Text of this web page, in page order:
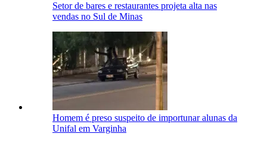
Setor de bares e restaurantes projeta alta nas
vendas no Sul de Minas
Homem é preso suspeito de importunar alunas da
Unifal em Varginha